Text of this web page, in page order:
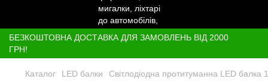
БЕЗКОШТОВНА ДОСТАВКА ДЛЯ ЗАМОВЛЕНЬ ВІД 2000
ГРН!
Каталог LED балки Світлодіодна протитуманна LED